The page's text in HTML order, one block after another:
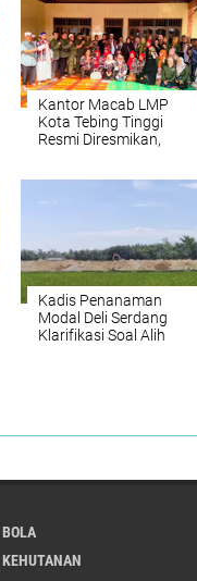
Kantor Macab LMP
Kota Tebing Tinggi
Resmi Diresmikan,
Kadis Penanaman
Modal Deli Serdang
Klarifikasi Soal Alih
BOLA
KEHUTANAN